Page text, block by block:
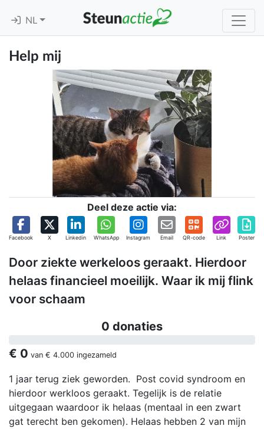
NL
Help mij
Deel deze actie via:
Facebook X Linkedin WhatsApp Instagram Email QR-code Link Poster
Door ziekte werkeloos geraakt. Hierdoor
helaas financieel moeilijk. Waar ik mij flink
voor schaam
0 donaties
€ 0 van € 4.000 ingezameld
1 jaar terug ziek geworden. Post covid syndroom en
hierdoor werkloos geraakt. Tegelijk is de relatie
uitgegaan waardoor ik helaas (mentaal in een zwart
gat terecht ben gekomen). Helaas hebben 2 van mijn